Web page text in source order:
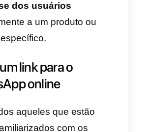
contido no URL deverá
em carateres
utilizando%20
De seguida, um
predefinida “Bom dia,